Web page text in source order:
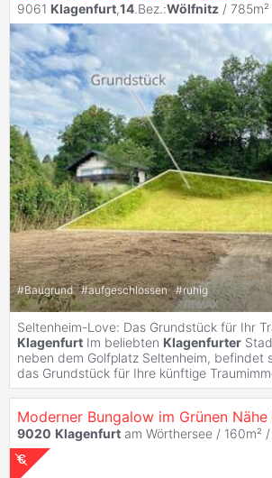
9061 Klagenfurt,14.Bez.:Wölfnitz / 785m²
#Baugrund #aufgeschlossen #ruhig
Seltenheim-Love: Das Grundstück für Ihr
Klagenfurt Im beliebten Klagenfurter
neben dem Golfplatz Seltenheim, befindet
das Grundstück für Ihre künftige
Moderner Bungalow im Grünen Nähe
9020 Klagenfurt am Wörthersee / 160m² /